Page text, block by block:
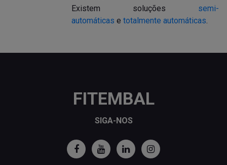
Existem soluções semi-
automáticas e totalmente automáticas.
FITEMBAL
SIGA-NOS